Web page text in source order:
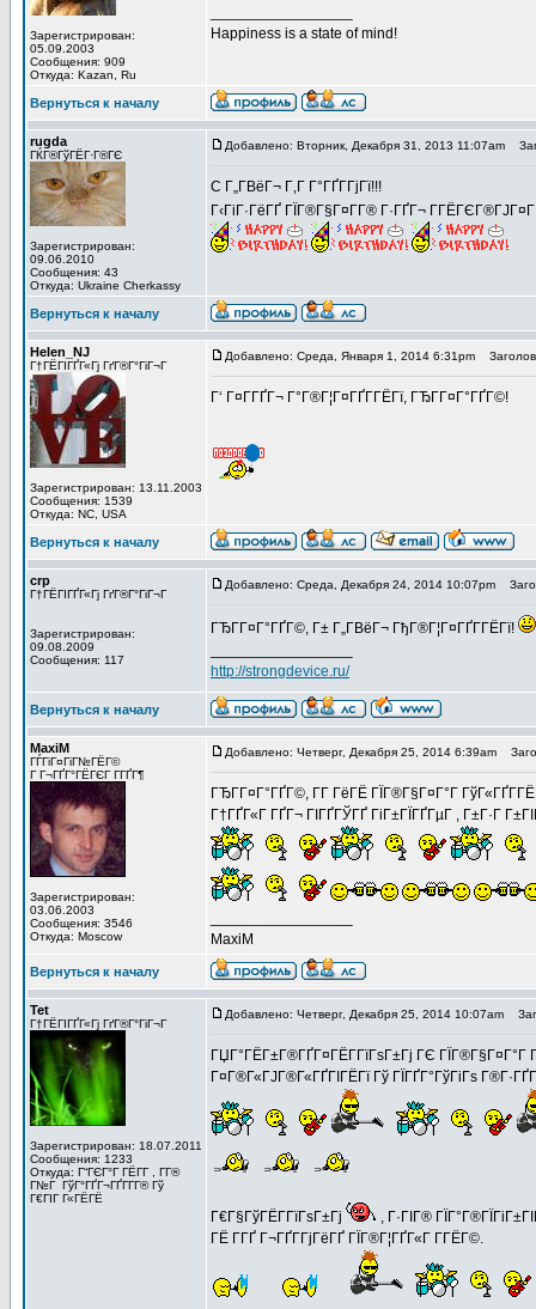
Зарегистрирован:
05.09.2003
Сообщения: 909
Откуда: Kazan, Ru
Happiness is a state of mind!
Вернуться к началу
rugda
ГЌГ®ГўГЁГ·Г®ГЄ
Зарегистрирован:
09.06.2010
Сообщения: 43
Откуда: Ukraine Cherkassy
Добавлено: Вторник, Декабря 31, 2013 11:07am
C Г„Г­ВёГ¬ Г‚Г Г°ГҐГ­ГјГї!!!
Г‹ГіГ·ГёГҐ ГЇГ®Г§Г¤Г­Г® Г·ГҐГ¬
Вернуться к началу
Helen_NJ
Г†ГЁГІГҐГ«Гј ГґГ®Г°ГіГ¬Г
Зарегистрирован: 13.11.2003
Сообщения: 1539
Откуда: NC, USA
Добавлено: Среда, Января 1, 2014 6:31pm
Г‘ Г¤Г­ГҐГ¬ Г°Г®Г¦Г¤ГҐГ­ГЁГї, ГЂГ­Г¤Г°ГҐГ©!
Вернуться к началу
crp
Г†ГЁГІГҐГ«Гј ГґГ®Г°ГіГ¬Г
Зарегистрирован:
09.08.2009
Сообщения: 117
Добавлено: Среда, Декабря 24, 2014 10:07pm
ГЂГ­Г¤Г°ГҐГ©, Г± Г„Г­ВёГ¬ ГђГ®Г¦Г¤ГҐГ­ГЁГї!
http://strongdevice.ru/
Вернуться к началу
MaxiM
ГЃГіГ¤ГіГ№ГЁГ©
Г Г¬ГҐГ°ГЁГЄГ Г­ГҐГ¶
Зарегистрирован:
03.06.2003
Сообщения: 3546
Откуда: Moscow
Добавлено: Четверг, Декабря 25, 2014 6:39am
ГЂГ­Г¤Г°ГҐГ©, Г­Г ГёГЁ ГЇГ®Г§Г¤Г°Г
Г†ГҐГ«Г ГҐГ¬ ГІГҐГЎГҐ ГіГ±ГЇГҐГµГ , Г±Г·Г
MaxiM
Вернуться к началу
Tet
Г†ГЁГІГҐГ«Гј ГґГ®Г°ГіГ¬Г
Зарегистрирован: 18.07.2011
Сообщения: 1233
Откуда: Г“ГЄГ°Г ГЁГ­Г , Г­Г®
Г№Г ГўГ°ГҐГ¬ГҐГ­Г­Г® Гў
Г€ГІГ Г«ГЁГЁ
Добавлено: Четверг, Декабря 25, 2014 10:07am
ГЏГ°ГЁГ±Г®ГҐГ¤ГЁГ­ГїГѕГ±Гј ГЄ ГЇГ®Г§Г¤Г°Г
Г¤Г®Г«ГЈГ®Г«ГҐГІГЁГї Гў ГЇГҐГ°ГўГіГѕ
Г€Г§ГўГЁГ­ГїГѕГ±Гј
, Г·ГІГ®
ГЁ Г­ГҐ Г¬ГҐГ­ГјГёГҐ ГЇГ®Г¦ГҐГ«Г Г­ГЁГ©.